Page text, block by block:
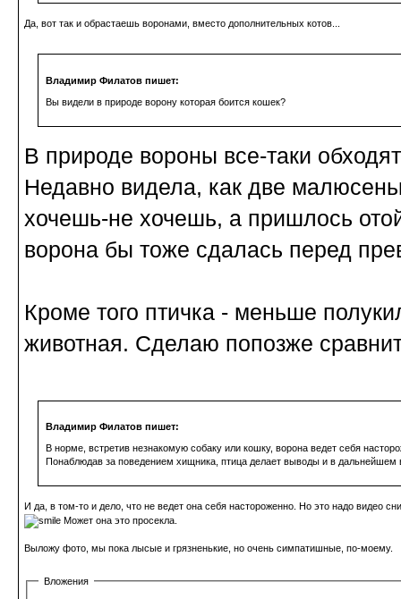
Да, вот так и обрастаешь воронами, вместо дополнительных котов...
Владимир Филатов пишет:
Вы видели в природе ворону которая боится кошек?
В природе вороны все-таки
Недавно видела, как две
хочешь-не хочешь, а пришлось
ворона бы тоже сдалась перед
Кроме того птичка - меньше
животная. Сделаю попозже
Владимир Филатов пишет:
В норме, встретив незнакомую собаку или кошку, ворона ведет себя
Понаблюдав за поведением хищника, птица делает выводы и в дальнейшем
И да, в том-то и дело, что не ведет она себя настороженно. Но это надо видео
Может она это просекла.
Выложу фото, мы пока лысые и грязненькие, но очень симпатишные, по-моему.
Вложения